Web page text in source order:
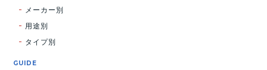
メーカー別
用途別
タイプ別
GUIDE